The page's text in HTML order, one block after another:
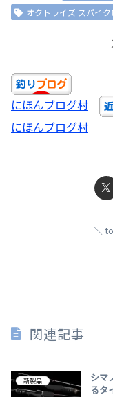
オクトライズ スパイ
にほんブログ村
にほんブログ村
関連記事
新製品
シマ
るタ